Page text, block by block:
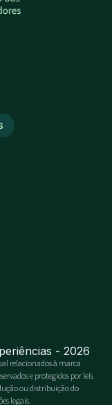
- 2026
relacionados à marca
e protegidos por leis
ou distribuição do
legais.